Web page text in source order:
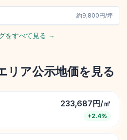
約9,800円/坪
をすべて見る →
リア公示地価を見る
233,687円/㎡
+2.4%